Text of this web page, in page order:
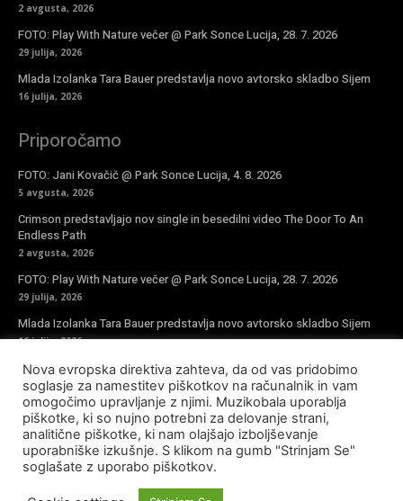
2 avgusta, 2026
FOTO: Play With Nature večer @ Park Sonce Lucija, 28. 7. 2026
29 julija, 2026
Mlada Izolanka Tara Bauer predstavlja novo avtorsko skladbo Sijem
16 julija, 2026
Priporočamo
FOTO: Jani Kovačič @ Park Sonce Lucija, 4. 8. 2026
5 avgusta, 2026
Crimson predstavljajo nov single in besedilni video The Door To An
Endless Path
2 avgusta, 2026
FOTO: Play With Nature večer @ Park Sonce Lucija, 28. 7. 2026
29 julija, 2026
Mlada Izolanka Tara Bauer predstavlja novo avtorsko skladbo Sijem
16 julija, 2026
Vpiši se v novičke
Nova evropska direktiva zahteva, da od vas pridobimo
soglasje za namestitev piškotkov na računalnik in vam
omogočimo upravljanje z njimi. Muzikobala uporablja
piškotke, ki so nujno potrebni za delovanje strani,
analitične piškotke, ki nam olajšajo izboljševanje
uporabniške izkušnje. S klikom na gumb "Strinjam Se"
soglašate z uporabo piškotkov.